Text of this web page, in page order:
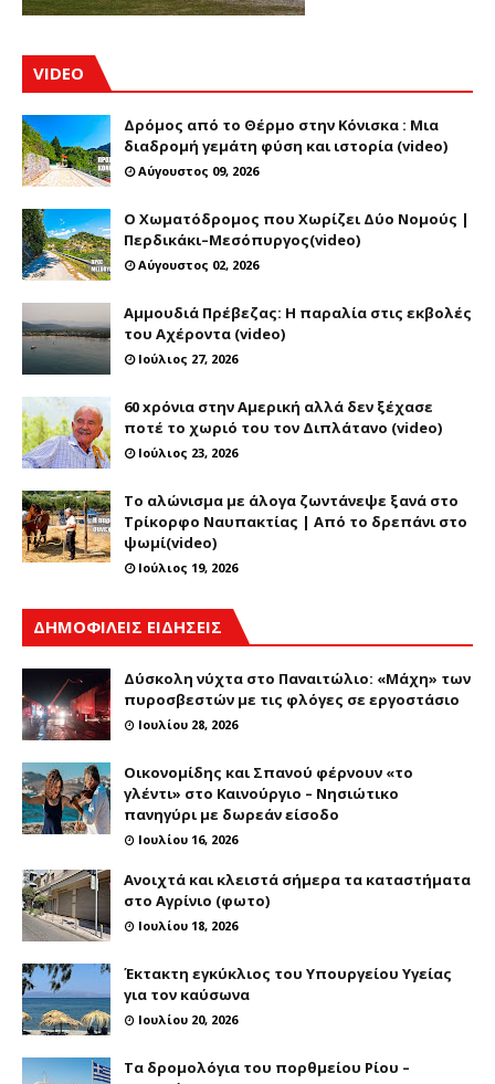
VIDEO
Δρόμος από το Θέρμο στην Κόνισκα : Μια
διαδρομή γεμάτη φύση και ιστορία (video)
Αύγουστος 09, 2026
Ο Χωματόδρομος που Χωρίζει Δύο Νομούς |
Περδικάκι–Μεσόπυργος(video)
Αύγουστος 02, 2026
Αμμουδιά Πρέβεζας: Η παραλία στις εκβολές
του Αχέροντα (video)
Ιούλιος 27, 2026
60 xρόνια στην Αμερική αλλά δεν ξέχασε
ποτέ το χωριό του τον Διπλάτανο (video)
Ιούλιος 23, 2026
Το αλώνισμα με άλογα ζωντάνεψε ξανά στο
Τρίκορφο Ναυπακτίας | Από το δρεπάνι στο
ψωμί(video)
Ιούλιος 19, 2026
ΔΗΜΟΦΙΛΕΙΣ ΕΙΔΗΣΕΙΣ
Δύσκολη νύχτα στο Παναιτώλιο: «Μάχη» των
πυροσβεστών με τις φλόγες σε εργοστάσιο
Ιουλίου 28, 2026
Οικονομίδης και Σπανού φέρνουν «το
γλέντι» στο Καινούργιο – Νησιώτικο
πανηγύρι με δωρεάν είσοδο
Ιουλίου 16, 2026
Ανοιχτά και κλειστά σήμερα τα καταστήματα
στο Αγρίνιο (φωτο)
Ιουλίου 18, 2026
Έκτακτη εγκύκλιος του Υπουργείου Υγείας
για τον καύσωνα
Ιουλίου 20, 2026
Τα δρομολόγια του πορθμείου Ρίου –